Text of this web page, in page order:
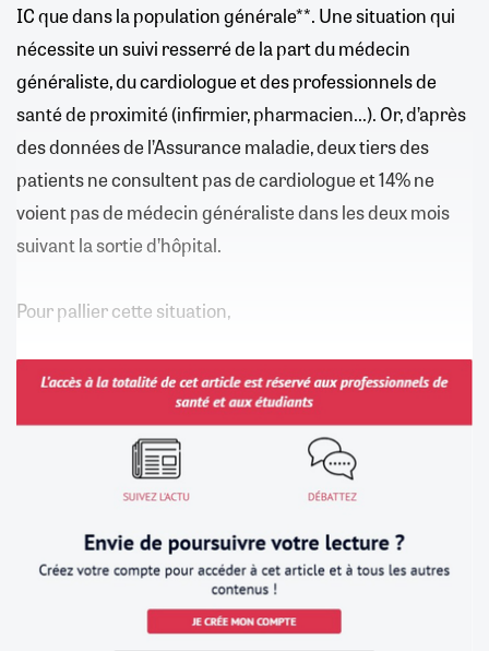
IC que dans la population générale**. Une situation qui
nécessite un suivi resserré de la part du médecin
généraliste, du cardiologue et des professionnels de
santé de proximité (infirmier, pharmacien...). Or, d’après
des données de l’Assurance maladie, deux tiers des
patients ne consultent pas de cardiologue et 14% ne
voient pas de médecin généraliste dans les deux mois
suivant la sortie d’hôpital.
Pour pallier cette situation,